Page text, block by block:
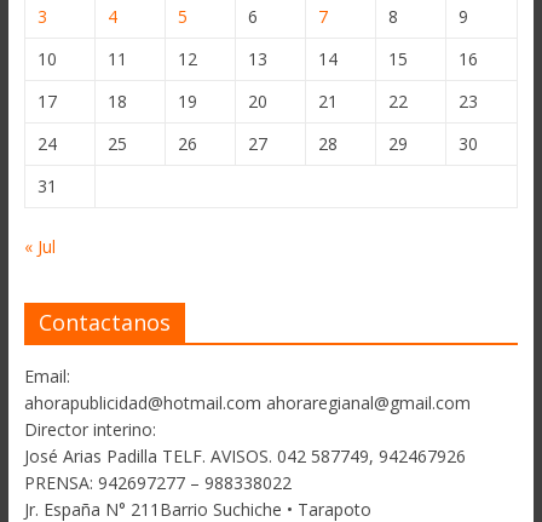
3
4 5 6 7 8
9
10
11 12 13 14 15
16
17
18 19 20 21 22
23
24
25 26 27 28 29
30
31
« Jul
Contactanos
Email:
ahorapublicidad@hotmail.com ahoraregianal@gmail.com
Director interino:
José Arias Padilla TELF. AVISOS. 042 587749, 942467926
PRENSA: 942697277 – 988338022
Jr. España N° 211Barrio Suchiche • Tarapoto